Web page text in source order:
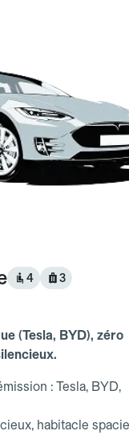
4 3
(Tesla, BYD), zéro
: Tesla, BYD,
habitacle